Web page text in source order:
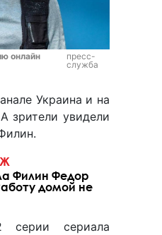
онлайн
пресс-
служба
Украина и на
зрители увидели
Филин Федор
домой не
сериала